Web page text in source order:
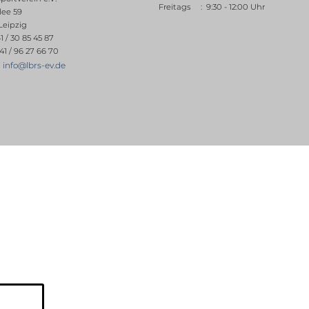
59
/ 30 85 45 87
/ 96 27 66 70
ev.de
Freitags : 9:30 - 12:00 Uhr